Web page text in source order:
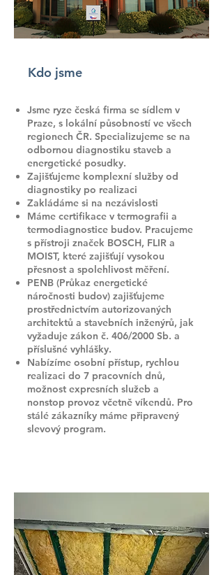
Kdo jsme
Jsme ryze česká firma se sídlem v
Praze, s lokální působností ve všech
regionech ČR. Specializujeme se na
odbornou diagnostiku staveb a
energetické posudky.
Zajišťujeme komplexní služby od
diagnostiky po realizaci
Zakládáme si na nezávislosti
Máme certifikace v termografii a
termodiagnostice budov. Pracujeme
s přístroji značek BOSCH, FLIR a
MOIST, které zajišťují vysokou
přesnost a spolehlivost měření.
PENB (Průkaz energetické
náročnosti budov) zajišťujeme
prostřednictvím autorizovaných
architektů a stavebních inženýrů, jak
vyžaduje zákon č. 406/2000 Sb. a
příslušné vyhlášky.
Nabízíme osobní přístup, rychlou
realizaci do 7 pracovních dnů,
možnost expresních služeb a
nonstop provoz včetně víkendů. Pro
stálé zákazníky máme připravený
slevový program.